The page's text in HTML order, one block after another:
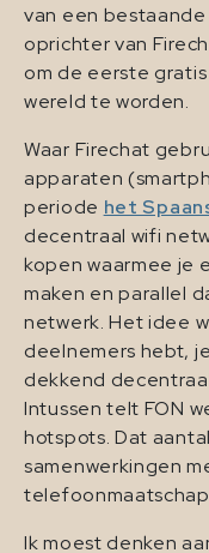
van een
oprichter van
om de eerste
wereld te worden.
Waar Firechat
apparaten
periode het
decentraal wifi
kopen waarmee je
maken en parallel
netwerk. Het idee
deelnemers hebt,
dekkend
Intussen telt FON
hotspots. Dat
samenwerkingen
Ik moest denken